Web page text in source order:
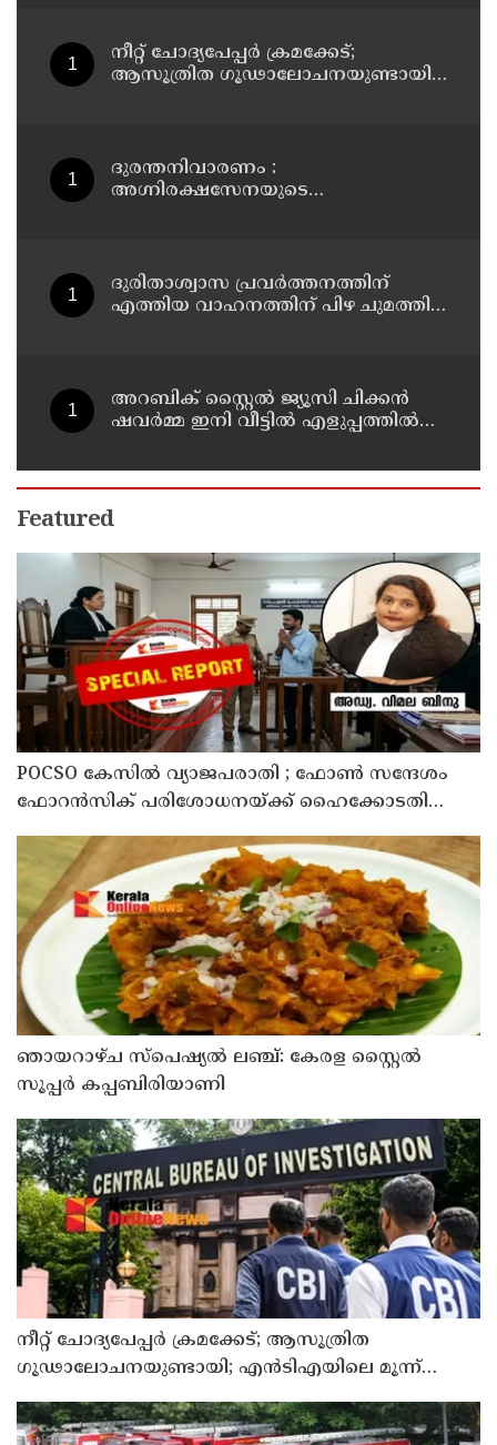
നീറ്റ് ചോദ്യപേപ്പര്‍ ക്രമക്കേട്;
ആസൂത്രിത ഗൂഢാലോചനയുണ്ടായി;
ദുരന്തനിവാരണം :
അഗ്നിരക്ഷസേനയുടെ
ദുരിതാശ്വാസ പ്രവർത്തനത്തിന്
എത്തിയ വാഹനത്തിന് പിഴ ചുമത്തി;
അറബിക് സ്റ്റൈൽ ജ്യൂസി ചിക്കൻ
ഷവർമ്മ ഇനി വീട്ടിൽ എളുപ്പത്തിൽ
Featured
POCSO കേസിൽ വ്യാജപരാതി ; ഫോൺ സന്ദേശം
ഫോറൻസിക് പരിശോധനയ്ക്ക് ഹൈക്കോടതി
നിർദേശം; പ്രതിയെ വെറുതെവിട്ട് ആലുവ ഫാസ്റ്റ്
ട്രാക്ക് കോടതി
ഞായറാഴ്ച സ്പെഷ്യൽ ലഞ്ച്: കേരള സ്റ്റൈൽ
സൂപ്പർ കപ്പബിരിയാണി
നീറ്റ് ചോദ്യപേപ്പര്‍ ക്രമക്കേട്; ആസൂത്രിത
ഗൂഢാലോചനയുണ്ടായി; എന്‍ടിഎയിലെ മൂന്ന്
സബ്ജക്ട് വിദഗ്ധര്‍ക്ക് പങ്കുണ്ടെന്ന നിർണായക
കണ്ടെത്തലുമായി സിബിഐ